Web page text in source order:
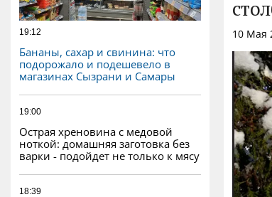
19:12
Бананы, сахар и свинина: что
подорожало и подешевело в
магазинах Сызрани и Самары
19:00
Острая хреновина с медовой
ноткой: домашняя заготовка без
варки - подойдет не только к мясу
18:39
10 Мая